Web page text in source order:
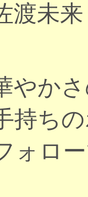
渡未
やか
持ち
ォロ